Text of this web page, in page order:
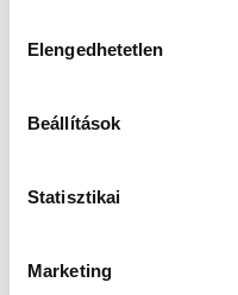
kiválasztása
Elengedhetetlen
Beállítások
Statisztikai
Marketing